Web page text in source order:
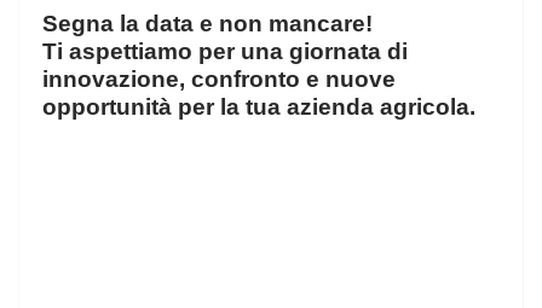
Segna la data e non mancare!
Ti aspettiamo per una giornata di
innovazione, confronto e nuove
opportunità per la tua azienda agricola.